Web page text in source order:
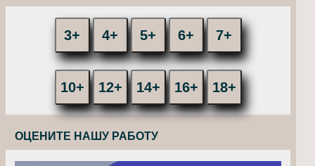
3+ 4+ 5+ 6+ 7+
10+ 12+ 14+ 16+ 18+
ОЦЕНИТЕ НАШУ РАБОТУ